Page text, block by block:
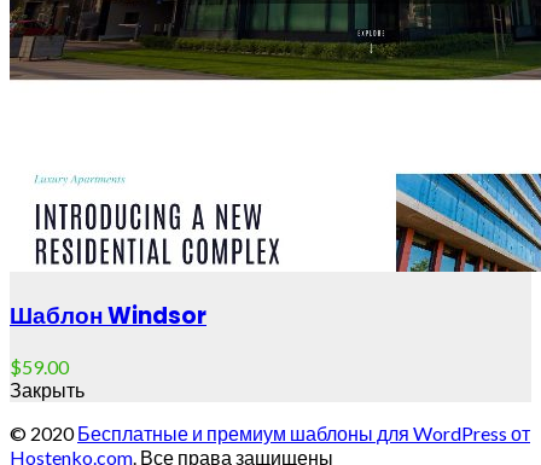
Шаблон Windsor
$59.00
Закрыть
© 2020Бесплатные и премиум шаблоны для WordPress от
Hostenko.com. Все права защищены